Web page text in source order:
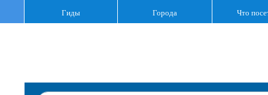
Гиды Города Что